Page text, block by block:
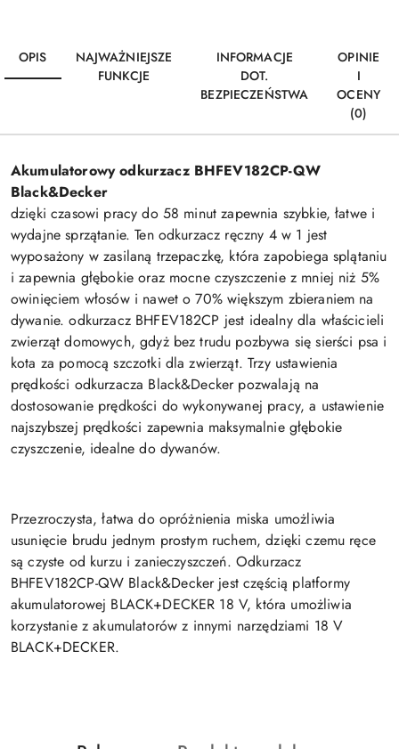
OPIS
NAJWAŻNIEJSZE
FUNKCJE
INFORMACJE
DOT.
BEZPIECZEŃSTWA
OPINIE
I
OCENY
(0)
Akumulatorowy odkurzacz BHFEV182CP-QW
Black&Decker
dzięki czasowi pracy do 58 minut zapewnia szybkie, łatwe i
wydajne sprzątanie. Ten odkurzacz ręczny 4 w 1 jest
wyposażony w zasilaną trzepaczkę, która zapobiega splątaniu
i zapewnia głębokie oraz mocne czyszczenie z mniej niż 5%
owinięciem włosów i nawet o 70% większym zbieraniem na
dywanie. odkurzacz BHFEV182CP jest idealny dla właścicieli
zwierząt domowych, gdyż bez trudu pozbywa się sierści psa i
kota za pomocą szczotki dla zwierząt. Trzy ustawienia
prędkości odkurzacza Black&Decker pozwalają na
dostosowanie prędkości do wykonywanej pracy, a ustawienie
najszybszej prędkości zapewnia maksymalnie głębokie
czyszczenie, idealne do dywanów.
Przezroczysta, łatwa do opróżnienia miska umożliwia
usunięcie brudu jednym prostym ruchem, dzięki czemu ręce
są czyste od kurzu i zanieczyszczeń. Odkurzacz
BHFEV182CP-QW Black&Decker jest częścią platformy
akumulatorowej BLACK+DECKER 18 V, która umożliwia
korzystanie z akumulatorów z innymi narzędziami 18 V
BLACK+DECKER.